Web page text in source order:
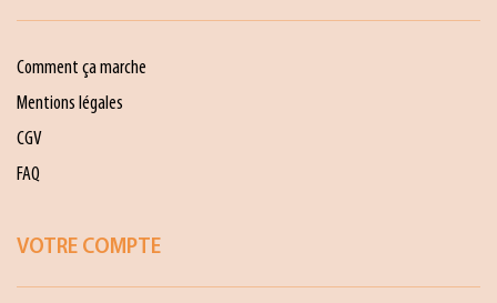
Comment ça marche
Mentions légales
CGV
FAQ
VOTRE COMPTE